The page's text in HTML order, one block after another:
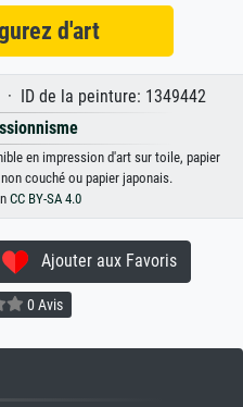
d'art
ID de la peinture: 1349442
en impression d'art sur toile, papier
couché ou papier japonais.
CC BY-SA 4.0
Ajouter aux Favoris
0 Avis